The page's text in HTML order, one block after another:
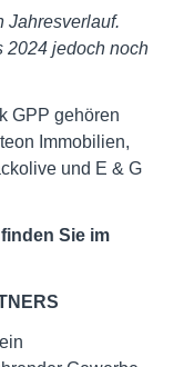
Jahresverlauf.
2024 jedoch noch
GPP gehören
Immobilien,
und E & G
Sie im